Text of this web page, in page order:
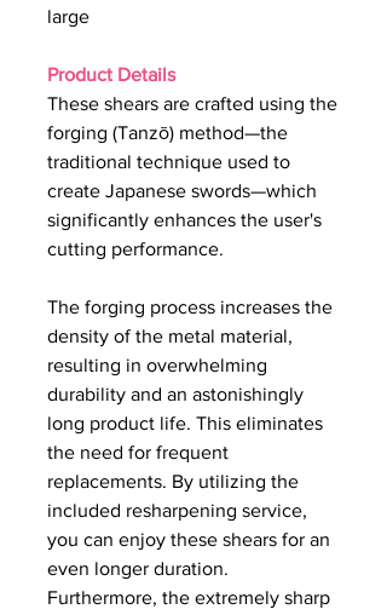
large
Product Details
These shears are crafted using the
forging (Tanzō) method—the
traditional technique used to
create Japanese swords—which
significantly enhances the user's
cutting performance.
The forging process increases the
density of the metal material,
resulting in overwhelming
durability and an astonishingly
long product life. This eliminates
the need for frequent
replacements. By utilizing the
included resharpening service,
you can enjoy these shears for an
even longer duration.
Furthermore, the extremely sharp